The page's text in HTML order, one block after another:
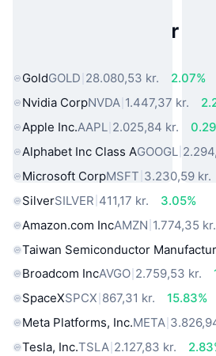
Populære aktiver fra
GoldGOLD 28.080,53 kr.
2.07%
Nvidia CorpNVDA 1.447,37 kr.
Apple Inc.AAPL 2.025,84 kr.
Alphabet Inc Class AGOOGL
Microsoft CorpMSFT 3.230,59 kr.
SilverSILVER 411,17 kr.
3.05%
Amazon.com IncAMZN 1.774,35 kr.
Taiwan Semiconductor
Broadcom IncAVGO 2.759,53 kr.
SpaceXSPCX 867,31 kr.
15.83%
Meta Platforms, Inc.META
Tesla, Inc.TSLA 2.127,83 kr.